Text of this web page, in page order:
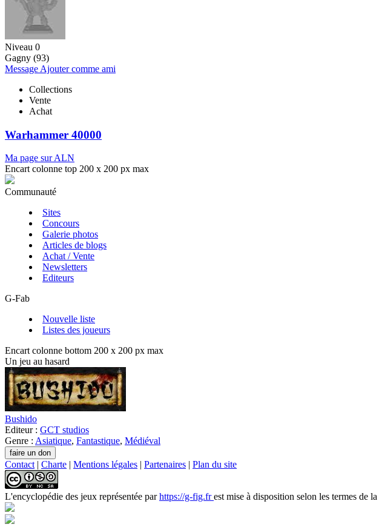
Niveau 0
Gagny (93)
Message Ajouter comme ami
Collections
Vente
Achat
Warhammer 40000
Ma page sur ALN
Encart colonne top 200 x 200 px max
Communauté
Sites
Concours
Galerie photos
Articles de blogs
Achat / Vente
Newsletters
Editeurs
G-Fab
Nouvelle liste
Listes des joueurs
Encart colonne bottom 200 x 200 px max
Un jeu au hasard
Bushido
Editeur : GCT studios
Genre : Asiatique, Fantastique, Médiéval
Contact | Charte | Mentions légales | Partenaires | Plan du site
L'encyclopédie des jeux représentée parhttps://g-fig.frest mise à disposition selon les termes de la